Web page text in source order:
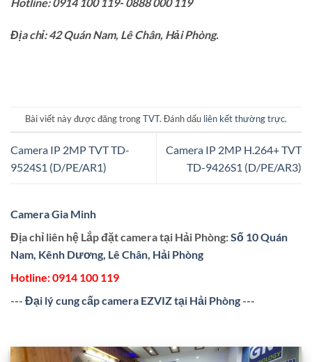
Địa chỉ: 42 Quán Nam, Lê Chân, Hải Phòng.
Bài viết này được đăng trongTVT. Đánh dấu liên kết thường trực.
Camera IP 2MP TVT TD-
9524S1 (D/PE/AR1)
Camera IP 2MP H.264+ TVT
TD-9426S1 (D/PE/AR3)
Camera Gia Minh
Địa chỉ liên hệ Lắp đặt camera tại Hải Phòng:Số 10 Quán
Nam, Kênh Dương, Lê Chân, Hải Phòng
Hotline:0914 100 119
--- Đại lý cung cấp camera EZVIZ tại Hải Phòng---